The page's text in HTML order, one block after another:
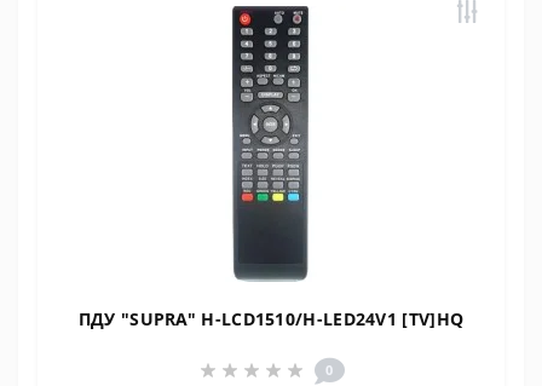
ПДУ "SUPRA" H-LCD1510/H-LED24V1 [TV]HQ
0